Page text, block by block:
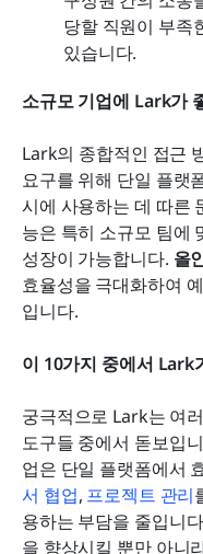
당할 직원이 부족
있습니다.
소규모 기업에 Lark가
Lark의 종합적인 접근
요구를 위해 단일 플랫
시에 사용하는 데 따른
능은 특히 소규모 팀에
성장이 가능합니다. 올
효율성을 극대화하여
입니다.
이 10가지 중에서 Lark
궁극적으로 Lark는 여
도구들 중에서 돋보입
업은 단일 플랫폼에서
서 협업, 프로젝트 관리
용하는 부담을 줄입니
을 향상시킬 뿐만 아니